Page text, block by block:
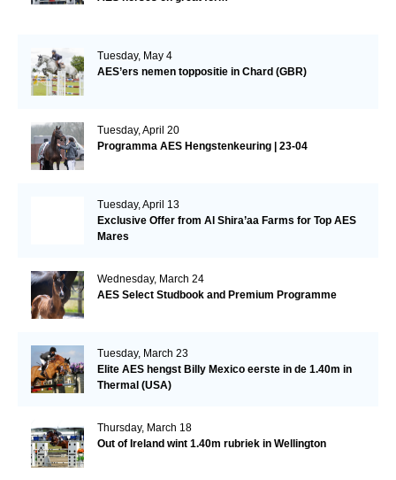
Tuesday, May 4
AES’ers nemen toppositie in Chard (GBR)
Tuesday, April 20
Programma AES Hengstenkeuring | 23-04
Tuesday, April 13
Exclusive Offer from Al Shira’aa Farms for Top AES
Mares
Wednesday, March 24
AES Select Studbook and Premium Programme
Tuesday, March 23
Elite AES hengst Billy Mexico eerste in de 1.40m in
Thermal (USA)
Thursday, March 18
Out of Ireland wint 1.40m rubriek in Wellington